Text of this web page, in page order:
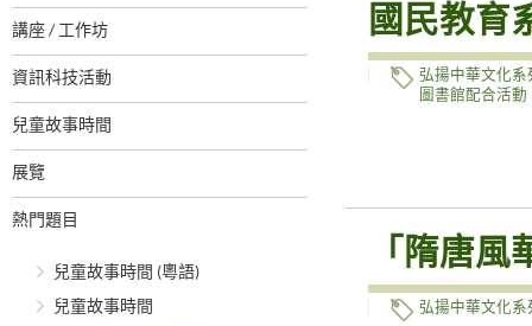
講座 / 工作坊
資訊科技活動
兒童故事時間
展覽
熱門題目
兒童故事時間 (粵語)
兒童故事時間
國民教育
弘揚中華文化系
圖書館配合活動
「隋唐
弘揚中華文化系